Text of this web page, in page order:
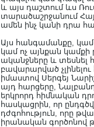
և այս դաշտում ևս
տարածաշրջանում
ամեն ինչ կանի դրա
Այս հանգամանքը,
կամ ոչ այնքան կամքի
ականջները և տեսնել
բավարարված
իմաստով Սերգեյ
այդ հարցերը,
երկրորդ հիմնական
հասկացրին, որ
դժգոհություն, որը
իրանական գործոնով